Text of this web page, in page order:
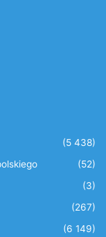
(5 438)
(52)
(3)
(267)
(6 149)